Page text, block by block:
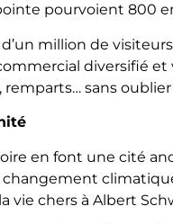
pourvoient 800
million de
diversifié
sans
en font une cité
vie chers à Albert